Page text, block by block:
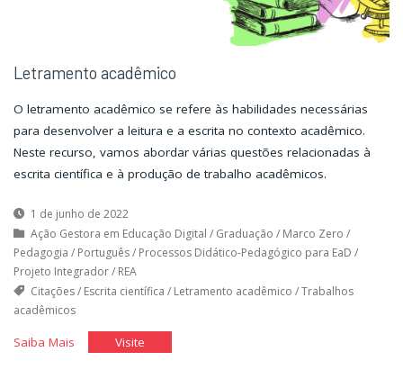
Letramento acadêmico
O letramento acadêmico se refere às habilidades necessárias
para desenvolver a leitura e a escrita no contexto acadêmico.
Neste recurso, vamos abordar várias questões relacionadas à
escrita científica e à produção de trabalho acadêmicos.
1 de junho de 2022
Ação Gestora em Educação Digital / Graduação / Marco Zero /
Pedagogia / Português/ Processos Didático-Pedagógico para EaD /
Projeto Integrador/ REA
Citações/ Escrita científica / Letramento acadêmico /Trabalhos
acadêmicos
Saiba Mais"Letramento
Visite"Letramento